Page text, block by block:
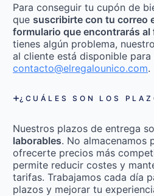
Para conseguir tu cupón de
que suscribirte con tu correo
formulario que encontrarás al
tienes algún problema,
al cliente está disponible para
contacto@elregalounico.com.
¿CUÁLES SON LOS
Nuestros plazos de entrega
laborables. No almacenamos
ofrecerte precios más
permite reducir costes y
tarifas. Trabajamos cada día
plazos y mejorar tu